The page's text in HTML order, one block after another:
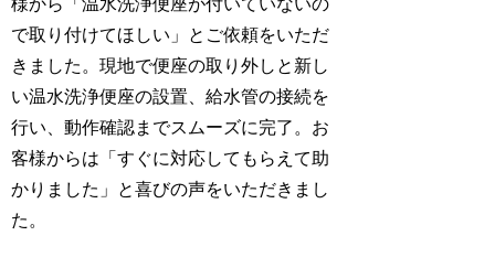
で取り付けてほしい」とご依頼をいただ
きました。現地で便座の取り外しと新し
い温水洗浄便座の設置、給水管の接続を
行い、動作確認までスムーズに完了。お
客様からは「すぐに対応してもらえて助
かりました」と喜びの声をいただきまし
た。